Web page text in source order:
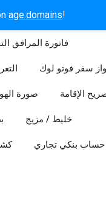
age.domains!
فاتورة المرافق
سفر فوتو لوك
صورة الإقامة
خليط / مزيج
بنكي تجاري